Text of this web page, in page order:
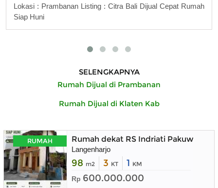
Lokasi : Prambanan Listing : Citra Bali Dijual Cepat Rumah
Siap Huni
SELENGKAPNYA
Rumah Dijual di Prambanan
Rumah Dijual di Klaten Kab
RUMAH Rumah dekat RS Indriati Pakuwon
Langenharjo
98 m2 3 KT 1 KM
Rp 600.000.000